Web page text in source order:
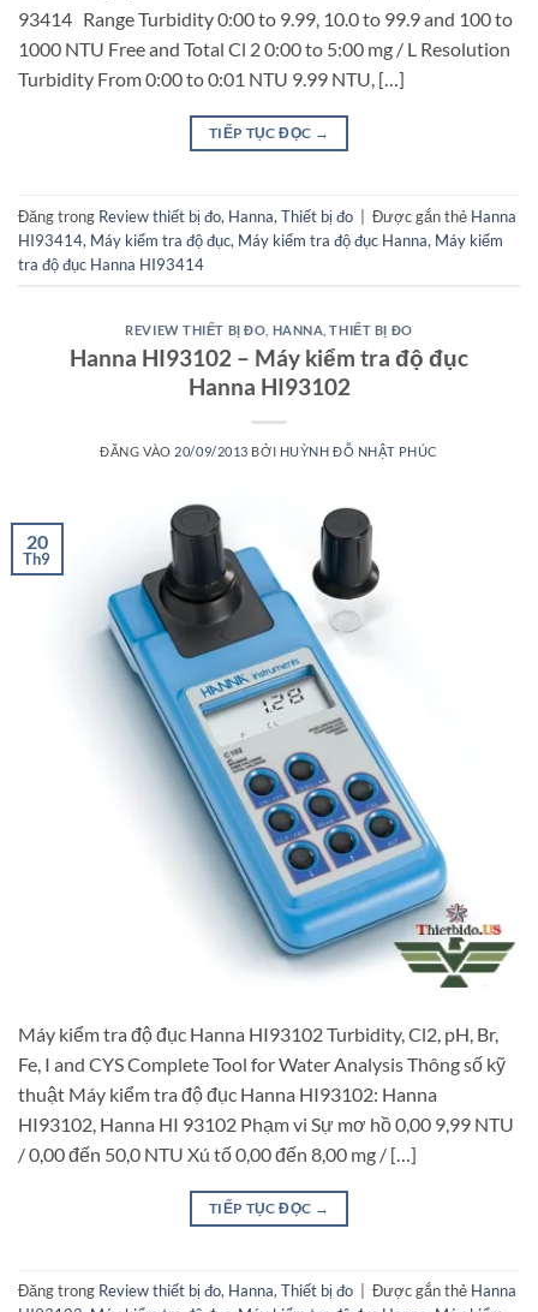
93414 Range Turbidity 0:00 to 9.99, 10.0 to 99.9 and 100 to
1000 NTU Free and Total Cl 2 0:00 to 5:00 mg / L Resolution
Turbidity From 0:00 to 0:01 NTU 9.99 NTU, […]
TIẾP TỤC ĐỌC →
Đăng trong Review thiết bị đo, Hanna, Thiết bị đo Được gắn thẻ Hanna
HI93414, Máy kiểm tra độ đục, Máy kiểm tra độ đục Hanna, Máy kiểm
tra độ đục Hanna HI93414
REVIEW THIẾT BỊ ĐO HANNA ,THIẾT BỊ ĐO
Hanna HI93102 – Máy kiểm tra độ đục
Hanna HI93102
ĐĂNG VÀO 20/09/2013 BỞI HUỲNH ĐỖ NHẬT PHÚC
20
Th9
Máy kiểm tra độ đục Hanna HI93102 Turbidity, Cl2, pH, Br,
Fe, I and CYS Complete Tool for Water Analysis Thông số kỹ
thuật Máy kiểm tra độ đục Hanna HI93102: Hanna
HI93102, Hanna HI 93102 Phạm vi Sự mơ hồ 0,00 9,99 NTU
/ 0,00 đến 50,0 NTU Xú tố 0,00 đến 8,00 mg / […]
TIẾP TỤC ĐỌC →
Đăng trong Review thiết bị đo, Hanna,Thiết bị đo Được gắn thẻ Hanna